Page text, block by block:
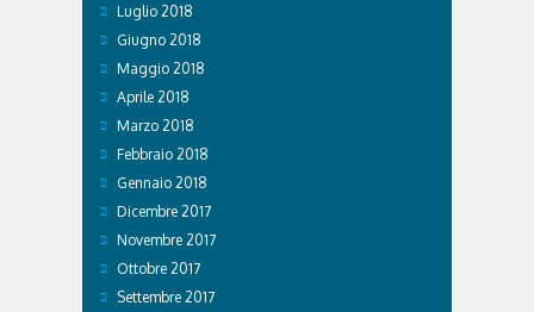
Luglio 2018
Giugno 2018
Maggio 2018
Aprile 2018
Marzo 2018
Febbraio 2018
Gennaio 2018
Dicembre 2017
Novembre 2017
Ottobre 2017
Settembre 2017